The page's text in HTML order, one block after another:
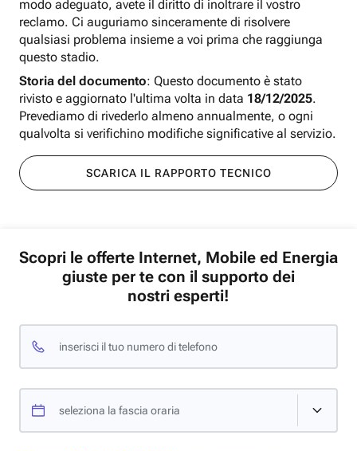
modo adeguato, avete il diritto di inoltrare il vostro
reclamo. Ci auguriamo sinceramente di risolvere
qualsiasi problema insieme a voi prima che raggiunga
questo stadio.
Storia del documento: Questo documento è stato
rivisto e aggiornato l'ultima volta in data 18/12/2025.
Prevediamo di rivederlo almeno annualmente, o ogni
qualvolta si verifichino modifiche significative al servizio.
SCARICA IL RAPPORTO TECNICO
Scopri le offerte Internet, Mobile ed Energia
giuste per te con il supporto dei
nostri esperti!
inserisci il tuo numero di telefono
seleziona la fascia oraria